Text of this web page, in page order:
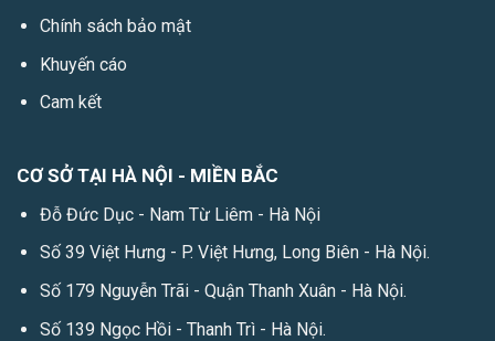
Chính sách bảo mật
Khuyến cáo
Cam kết
CƠ SỞ TẠI HÀ NỘI - MIỀN BẮC
Đỗ Đức Dục - Nam Từ Liêm - Hà Nội
Số 39 Việt Hưng - P. Việt Hưng, Long Biên - Hà Nội.
Số 179 Nguyễn Trãi - Quận Thanh Xuân - Hà Nội.
Số 139 Ngọc Hồi - Thanh Trì - Hà Nội.